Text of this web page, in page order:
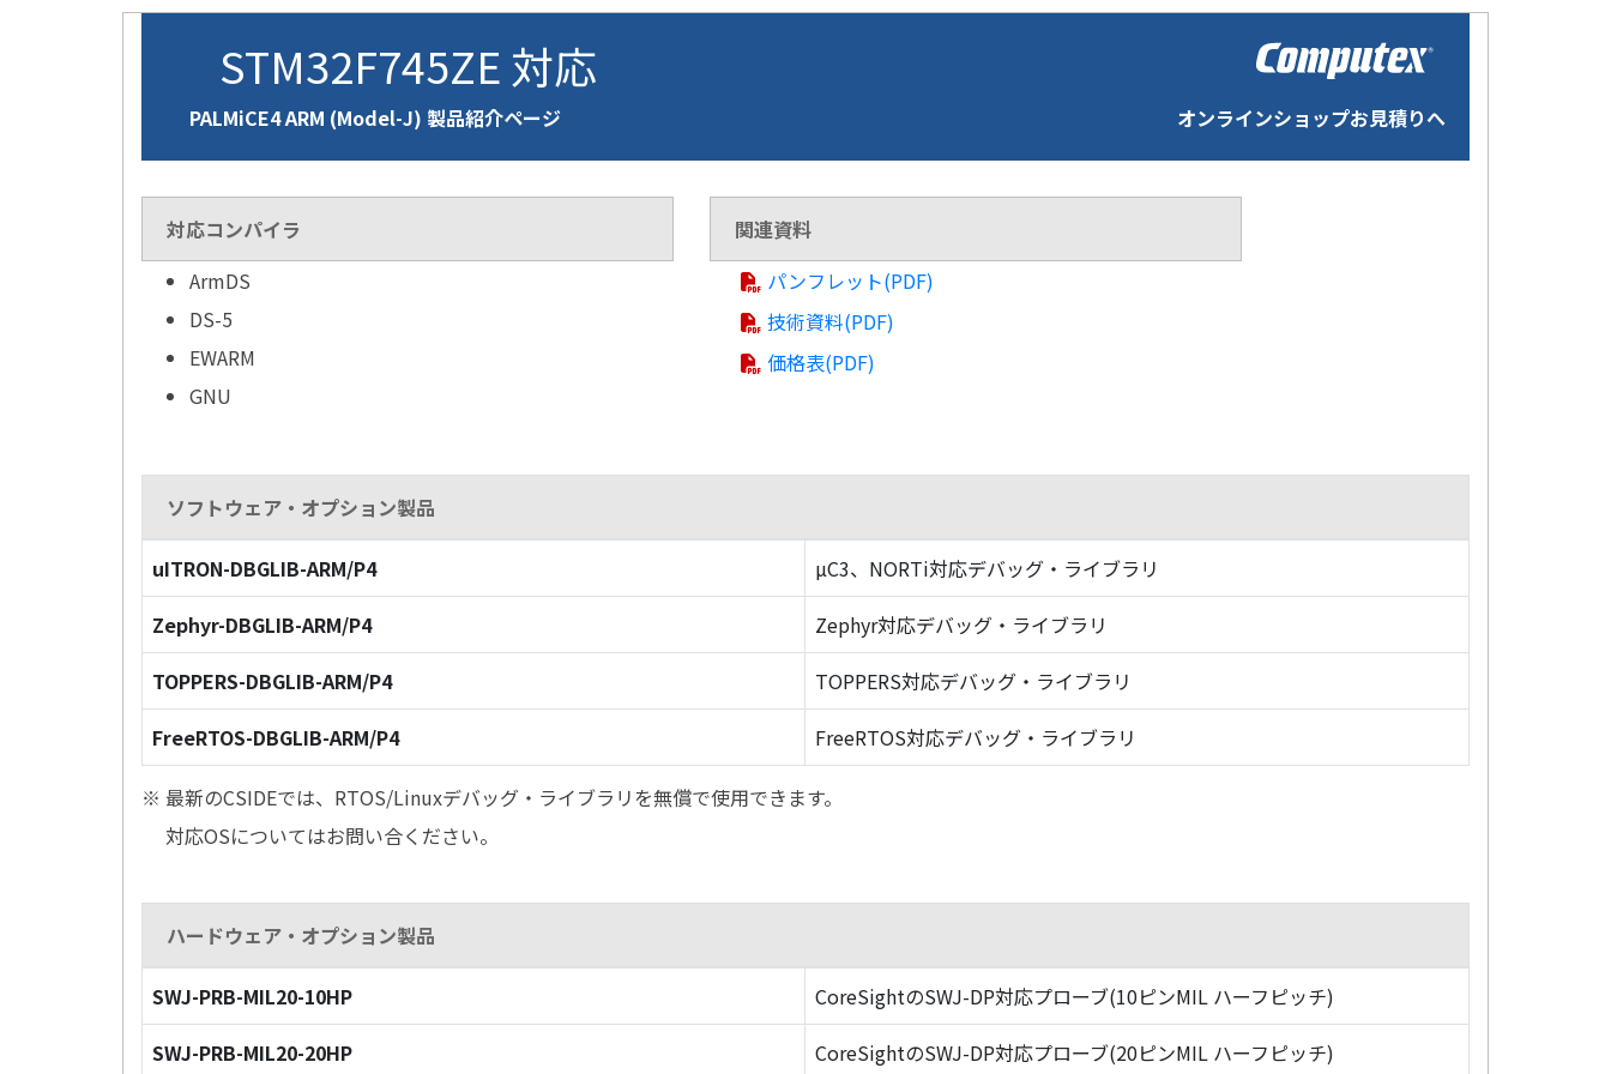
STM32F745ZE 対応
PALMiCE4 ARM (Model-J) 製品紹介ページ オンラインショップお見積りへ
対応コンパイラ
ArmDS
DS-5
EWARM
GNU
関連資料
パンフレット(PDF)
技術資料(PDF)
価格表(PDF)
ソフトウェア・オプション製品
uITRON-DBGLIB-ARM/P4
µC3、NORTi対応デバッグ・ライブラリ
Zephyr-DBGLIB-ARM/P4
Zephyr対応デバッグ・ライブラリ
TOPPERS-DBGLIB-ARM/P4
TOPPERS対応デバッグ・ライブラリ
FreeRTOS-DBGLIB-ARM/P4
FreeRTOS対応デバッグ・ライブラリ
※ 最新のCSIDEでは、RTOS/Linuxデバッグ・ライブラリを無償で使用できます。
対応OSについてはお問い合ください。
ハードウェア・オプション製品
SWJ-PRB-MIL20-10HP
CoreSightのSWJ-DP対応プローブ(10ピンMIL ハーフピッチ)
SWJ-PRB-MIL20-20HP
CoreSightのSWJ-DP対応プローブ(20ピンMIL ハーフピッチ)